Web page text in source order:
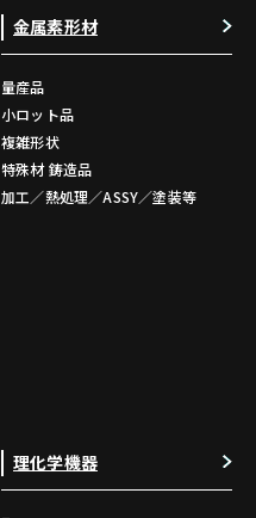
金属素形材
量産品
小ロット品
複雑形状
特殊材 鋳造品
加工／熱処理／ASSY／塗装等
理化学機器